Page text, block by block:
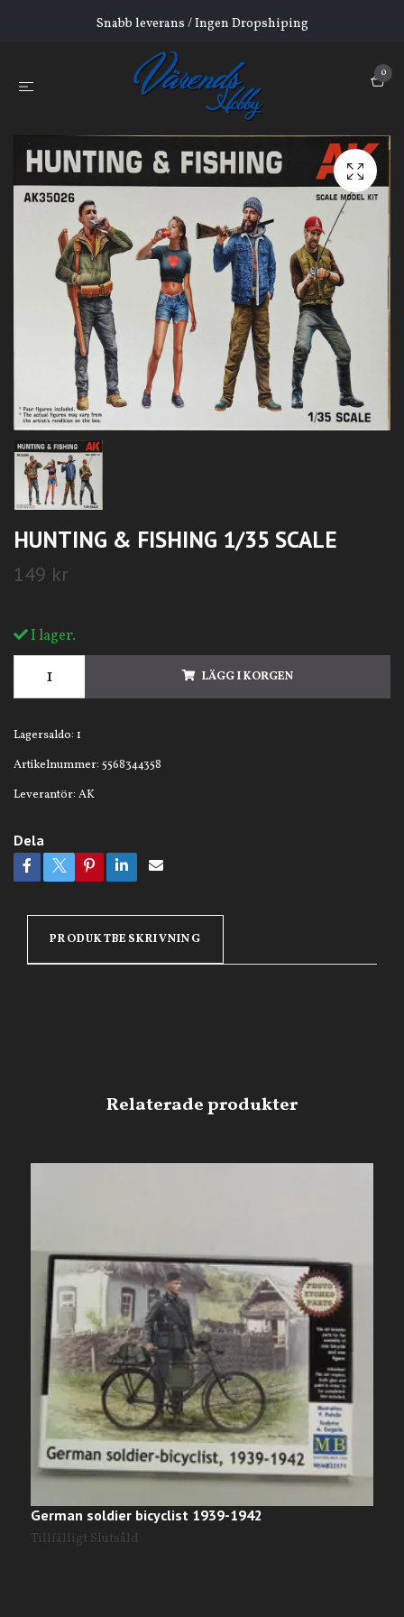
Snabb leverans / Ingen Dropshiping
0
HUNTING & FISHING 1/35 SCALE
149 kr
I lager.
LÄGG I KORGEN
Lagersaldo: 1
Artikelnummer: 5568344358
Leverantör: AK
Dela
PRODUKTBESKRIVNING
German soldier bicyclist 1939-1942
Tillfälligt Slutsåld